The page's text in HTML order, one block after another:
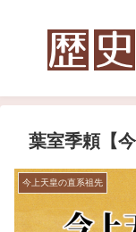
葉室季頼【
今上天皇の直系祖先